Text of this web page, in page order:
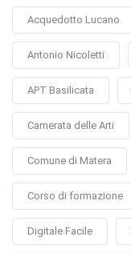
Acquedotto Lucano
Antonio Nicoletti
APT Basilicata
Camerata delle Arti
Comune di Matera
Corso di formazione
Digitale Facile